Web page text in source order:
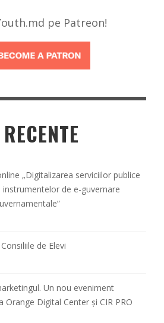
pe Patreon!
„Digitalizarea serviciilor publice
de e-guvernare
de Elevi
Un nou eveniment
Digital Center și CIR PRO